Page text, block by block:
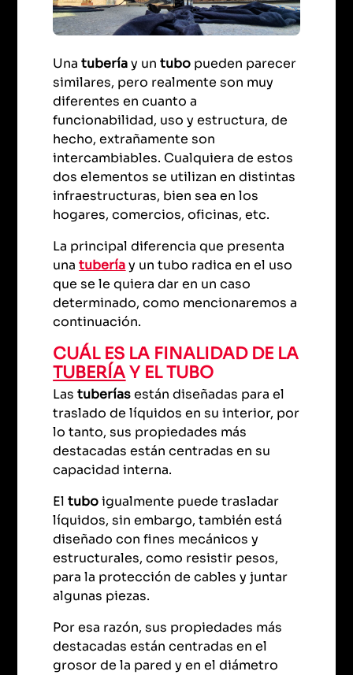
Unatuberíay untubo pueden parecer
similares, pero realmente son muy
diferentes en cuanto a
funcionabilidad, uso y estructura, de
hecho, extrañamente son
intercambiables. Cualquiera de estos
dos elementos se utilizan en distintas
infraestructuras, bien sea en los
hogares, comercios, oficinas, etc.
La principal diferencia que presenta
unatuberíay un tubo radica en el uso
que se le quiera dar en un caso
determinado, como mencionaremos a
continuación.
CUÁL ES LA FINALIDAD DE LA
TUBERÍAY EL TUBO
Lastuberíasestán diseñadas para el
traslado de líquidos en su interior, por
lo tanto, sus propiedades más
destacadas están centradas en su
capacidad interna.
Eltuboigualmente puede trasladar
líquidos, sin embargo, también está
diseñado con fines mecánicos y
estructurales, como resistir pesos,
para la protección de cables y juntar
algunas piezas.
Por esa razón, sus propiedades más
destacadas están centradas en el
grosor de la pared y en el diámetro